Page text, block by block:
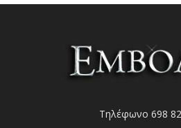
Τηλέφωνο 698